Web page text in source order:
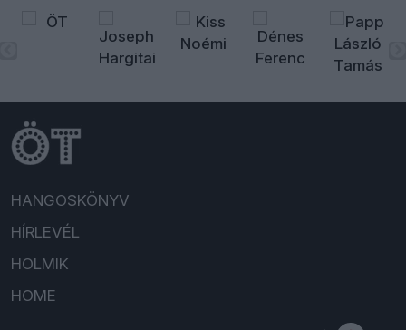
HANGOSKÖNYV
HÍRLEVÉL
HOLMIK
HOME